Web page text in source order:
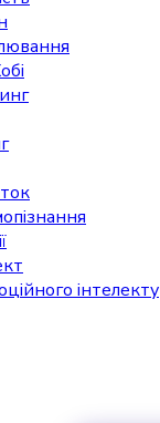
інтелекту